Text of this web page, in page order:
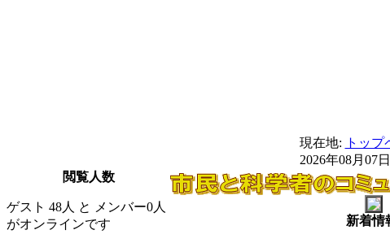
現在地: トップ
2026年08月07日
閲覧人数
ゲスト 48人 と メンバー0人
がオンラインです
新着情